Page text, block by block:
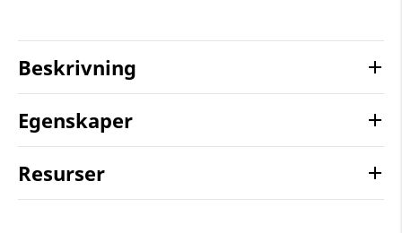
Beskrivning
Egenskaper
Resurser